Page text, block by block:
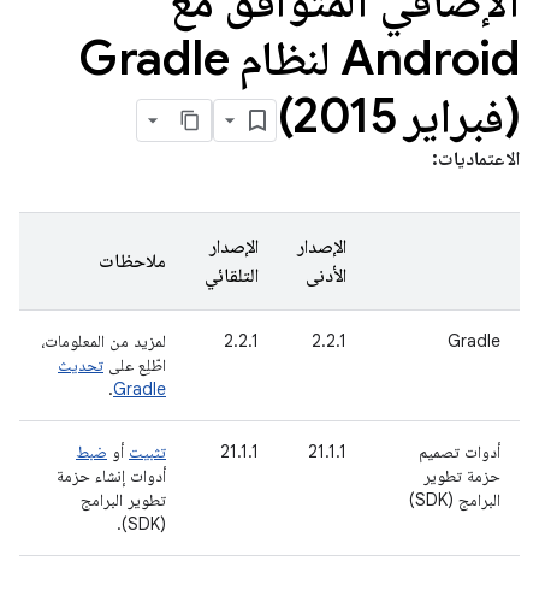
Android لنظام Gradle
(فبراير 2015)
الاعتماديات:
الإصدار
الأدنى
الإصدار
التلقائي
ملاحظات
Gradle
‫2.2.1
‫2.2.1
لمزيد من المعلومات،
اطّلِع على تحديث
Gradle
.
أدوات تصميم
حزمة تطوير
البرامج (SDK)
‫21.1.1
‫21.1.1 تثبيت أو ضبط
أدوات إنشاء حزمة
تطوير البرامج
(SDK).